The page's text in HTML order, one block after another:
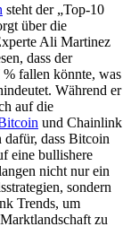
steht der „Top-10
über die
Ali Martinez
dass der
fallen könnte, was
Während er
auf die
und Chainlink
dass Bitcoin
eine bullishere
nicht nur ein
sondern
Trends, um
zu